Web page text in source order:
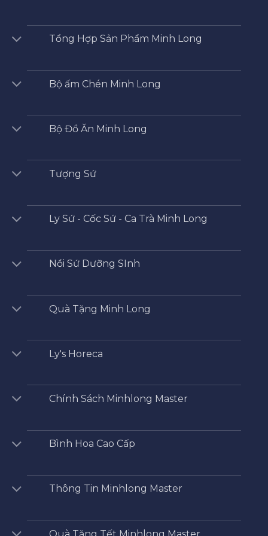
Tổng Hợp Sản Phẩm Minh Long
Bộ ấm Chén Minh Long
Bộ Đồ Ăn Minh Long
Tượng Sứ
Ly Sứ - Cốc Sứ - Ca Trà Minh Long
Nồi Sứ Dưỡng SInh
Quà Tặng Minh Long
Ly's Horeca
Chính Sách Minhlong Master
Bình Hoa Cao Cấp
Thông Tin Minhlong Master
Quà Tặng Tết Minhlong Master